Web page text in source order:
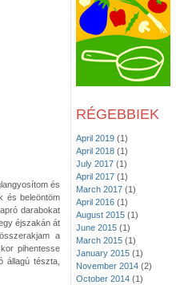
és
és beleöntöm
darabokat
éjszakán át
a
pihentesse
állagú tészta,
RÉGEBBIEK
April 2019 (1)
April 2018 (1)
July 2017 (1)
April 2017 (1)
March 2017 (1)
April 2016 (1)
August 2015 (1)
June 2015 (1)
March 2015 (1)
January 2015 (1)
November 2014 (2)
October 2014 (1)